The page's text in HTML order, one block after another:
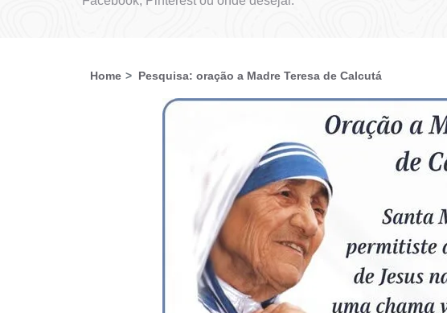
Home Pesquisa: oração a Madre Teresa de Calcutá